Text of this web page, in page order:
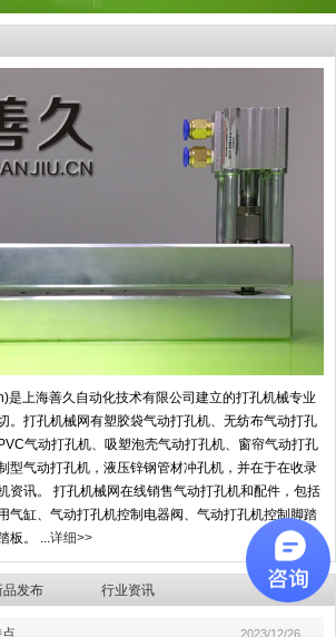
是上海善久自动化技术有限公司建立的打孔机械专业
。打孔机械网有塑胶袋气动打孔机、无纺布气动打孔
气动打孔机、吸塑泡壳气动打孔机、窗帘气动打孔
型气动打孔机，液压锌钢管材冲孔机，并在于在收录
资讯。 打孔机械网在线销售气动打孔机和配件，包括
气缸、气动打孔机控制电器阀、气动打孔机控制脚踏
板。 ...详细>>
品发布 行业资讯
2023/12/26